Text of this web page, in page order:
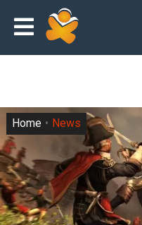
Home News